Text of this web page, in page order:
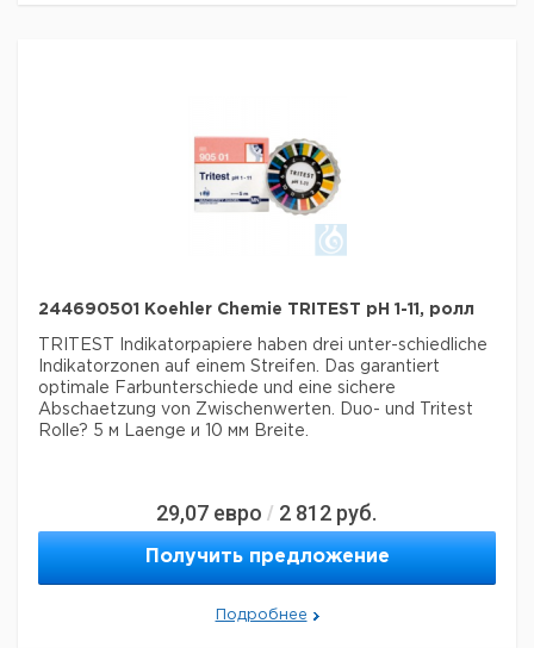
Страна происхождения: Германия
244690501 Koehler Chemie TRITEST pH 1-11, ролл
TRITEST Indikatorpapiere haben drei unter-schiedliche
Indikatorzonen auf einem Streifen. Das garantiert
optimale Farbunterschiede und eine sichere
Abschaetzung von Zwischenwerten.
Duo- und Tritest
Rolle? 5 м Laenge и 10 мм Breite.
29,07 евро / 2 812 руб.
Получить предложение
Подробнее